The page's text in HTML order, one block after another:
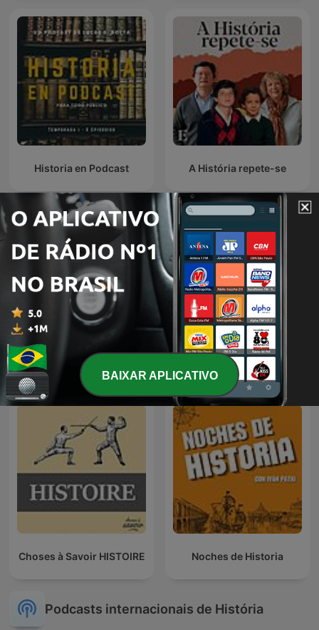
Historia en Podcast A História repete-se
Que História! BRASIL
Choses à Savoir HISTOIRE Noches de Historia
Podcasts internacionais de História
BAIXAR APLICATIVO